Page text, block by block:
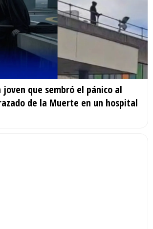
que sembró el pánico al
de la Muerte en un hospital